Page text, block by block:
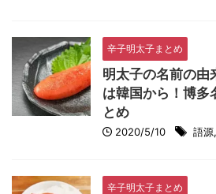
辛子明太子まとめ
明太子の名前の由
は韓国から！博多
とめ
2020/5/10 語源,
辛子明太子まとめ